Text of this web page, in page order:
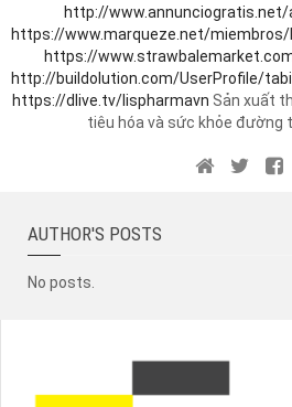
http://
https://www.marqueze.net/
https://
http://buildolution.com/UserProfile/
https://dlive.tv/lispharmavn Sản xuất
tiêu hóa và sức khỏe đường
AUTHOR'S POSTS
No posts.